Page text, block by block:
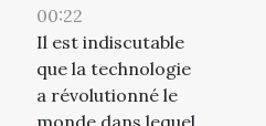
00:22
Il est indiscutable
que la technologie
a révolutionné le
monde dans lequel